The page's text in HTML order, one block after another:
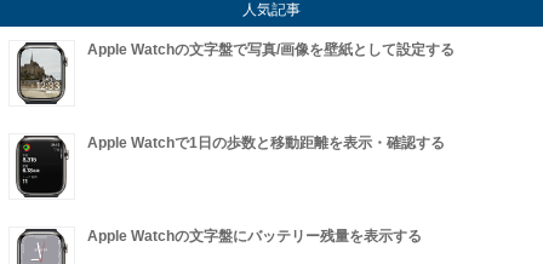
人気記事
Apple Watchの文字盤で写真/画像を壁紙として設定する
Apple Watchで1日の歩数と移動距離を表示・確認する
Apple Watchの文字盤にバッテリー残量を表示する